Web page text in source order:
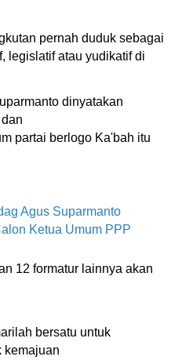
pernah duduk sebagai
legislatif atau yudikatif di
dinyatakan
partai berlogo Ka'bah itu
Agus Suparmanto
Ketua Umum PPP
12 formatur lainnya akan
bersatu untuk
kemajuan